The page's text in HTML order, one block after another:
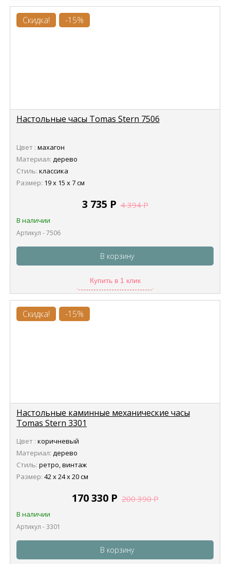
Скидка! -15%
Настольные часы Tomas Stern 7506
Цвет : махагон
Материал: дерево
Стиль: классика
Размер: 19 х 15 х 7 см
3 735 Р 4 394Р
В наличии
Артикул - 7506
В корзину
Купить в 1 клик
Скидка! -15%
Настольные каминные механические часы
Tomas Stern 3301
Цвет : коричневый
Материал: дерево
Стиль: ретро, винтаж
Размер: 42 х 24 х 20 см
170 330 Р 200 390Р
В наличии
Артикул - 3301
В корзину